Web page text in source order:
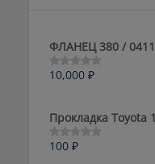
ФЛАНЕЦ 380 /
Оценка
5
10,000 ₽
Прокладка Toyota
Оценка
100 ₽